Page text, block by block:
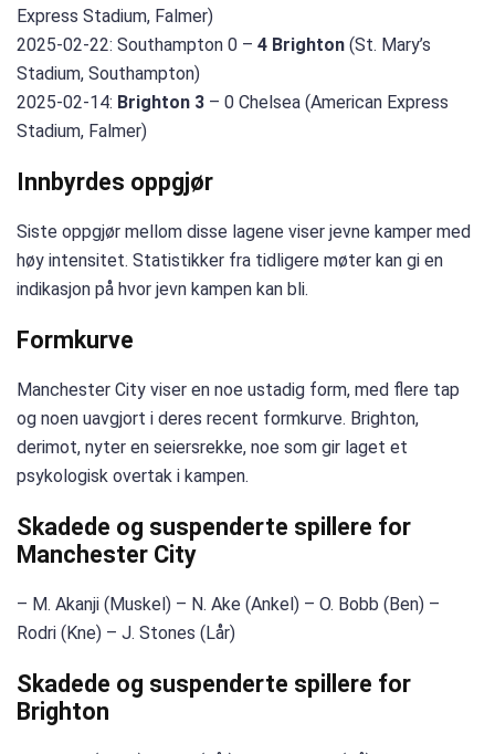
Express Stadium, Falmer)
2025-02-22: Southampton 0 – 4 Brighton (St. Mary’s
Stadium, Southampton)
2025-02-14: Brighton 3 – 0 Chelsea (American Express
Stadium, Falmer)
Innbyrdes oppgjør
Siste oppgjør mellom disse lagene viser jevne kamper med
høy intensitet. Statistikker fra tidligere møter kan gi en
indikasjon på hvor jevn kampen kan bli.
Formkurve
Manchester City viser en noe ustadig form, med flere tap
og noen uavgjort i deres recent formkurve. Brighton,
derimot, nyter en seiersrekke, noe som gir laget et
psykologisk overtak i kampen.
Skadede og suspenderte spillere for
Manchester City
– M. Akanji (Muskel) – N. Ake (Ankel) – O. Bobb (Ben) –
Rodri (Kne) – J. Stones (Lår)
Skadede og suspenderte spillere for
Brighton